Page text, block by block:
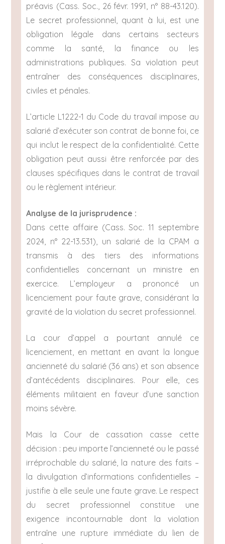
préavis (Cass. Soc., 26 févr. 1991, n° 88-43.120).
Le secret professionnel, quant à lui, est une
obligation légale dans certains secteurs
comme la santé, la finance ou les
administrations publiques. Sa violation peut
entraîner des conséquences disciplinaires,
civiles et pénales.
L’article L1222-1 du Code du travail impose au
salarié d’exécuter son contrat de bonne foi, ce
qui inclut le respect de la confidentialité. Cette
obligation peut aussi être renforcée par des
clauses spécifiques dans le contrat de travail
ou le règlement intérieur.
Analyse de la jurisprudence :
Dans cette affaire (Cass. Soc. 11 septembre
2024, n° 22-13.531), un salarié de la CPAM a
transmis à des tiers des informations
confidentielles concernant un ministre en
exercice. L’employeur a prononcé un
licenciement pour faute grave, considérant la
gravité de la violation du secret professionnel.
La cour d’appel a pourtant annulé ce
licenciement, en mettant en avant la longue
ancienneté du salarié (36 ans) et son absence
d’antécédents disciplinaires. Pour elle, ces
éléments militaient en faveur d’une sanction
moins sévère.
Mais la Cour de cassation casse cette
décision : peu importe l’ancienneté ou le passé
irréprochable du salarié, la nature des faits –
la divulgation d’informations confidentielles –
justifie à elle seule une faute grave. Le respect
du secret professionnel constitue une
exigence incontournable dont la violation
entraîne une rupture immédiate du lien de